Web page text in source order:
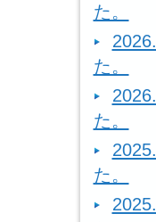
た。
た。
た。
た。